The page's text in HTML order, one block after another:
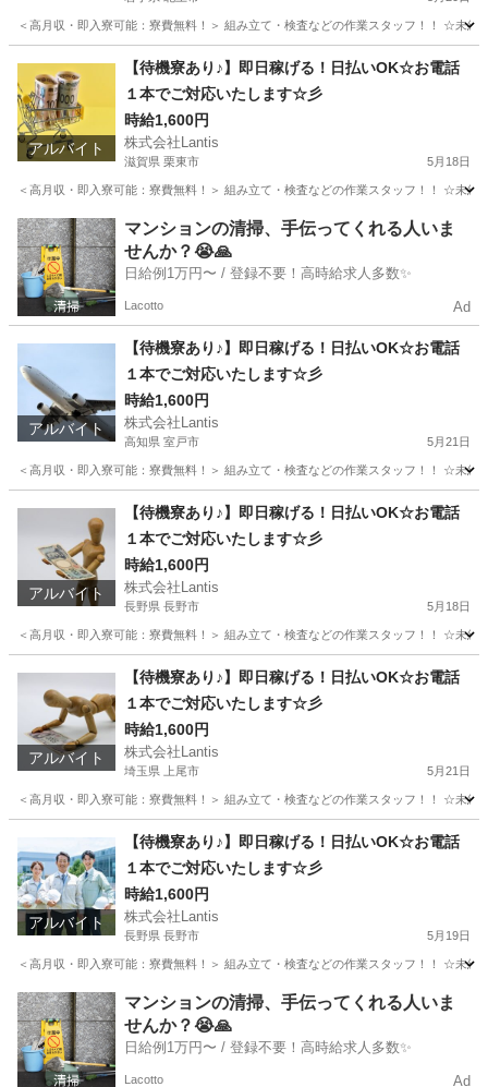
＜高月収・即入寮可能：寮費無料！＞ 組み立て・検査などの作業スタッフ！！
軽作業 時給
アルバイト
【待機寮あり♪】即日稼げる！日払いOK☆お電話
１本でご対応いたします☆彡
時給1,600円
株式会社Lantis
滋賀県 栗東市 5月18日
＜高月収・即入寮可能：寮費無料！＞ 組み立て・検査などの作業スタッフ！！
滋賀 栗東市 工場 時給
マンションの清掃、手伝ってくれる人いま
せんか？😭🙏
日給例1万円〜 / 登録不要！高時給求人多数✨
Lacotto Ad
アルバイト
【待機寮あり♪】即日稼げる！日払いOK☆お電話
１本でご対応いたします☆彡
時給1,600円
株式会社Lantis
高知県 室戸市 5月21日
＜高月収・即入寮可能：寮費無料！＞ 組み立て・検査などの作業スタッフ！！
工場 時給
アルバイト
【待機寮あり♪】即日稼げる！日払いOK☆お電話
１本でご対応いたします☆彡
時給1,600円
株式会社Lantis
長野県 長野市 5月18日
＜高月収・即入寮可能：寮費無料！＞ 組み立て・検査などの作業スタッフ！！
工場 時給
アルバイト
【待機寮あり♪】即日稼げる！日払いOK☆お電話
１本でご対応いたします☆彡
時給1,600円
株式会社Lantis
埼玉県 上尾市 5月21日
＜高月収・即入寮可能：寮費無料！＞ 組み立て・検査などの作業スタッフ！！
工場 時給
アルバイト
【待機寮あり♪】即日稼げる！日払いOK☆お電話
１本でご対応いたします☆彡
時給1,600円
株式会社Lantis
長野県 長野市 5月19日
＜高月収・即入寮可能：寮費無料！＞ 組み立て・検査などの作業スタッフ！！
長野 長野市 工場 時給
マンションの清掃、手伝ってくれる人いま
せんか？😭🙏
日給例1万円〜 / 登録不要！高時給求人多数✨
Lacotto Ad